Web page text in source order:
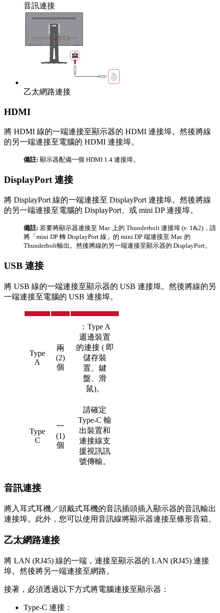
音訊連接
乙太網路連接
HDMI
將 HDMI 線的一端連接至顯示器的 HDMI 連接埠。然後將線
的另一端連接至電腦的 HDMI 連接埠。
備註: 顯示器配備一個 HDMI 1.4 連接埠。
DisplayPort 連接
將 DisplayPort 線的一端連接至 DisplayPort 連接埠。然後將線
的另一端連接至電腦的 DisplayPort、或 mini DP 連接埠。
備註: 若要將顯示器連接至 Mac 上的 Thunderbolt 連接埠 (v. 1&2)，請
將「mini DP 轉 DisplayPort 線」的 mini DP 端連接至 Mac 的
Thunderbolt輸出。然後將線的另一端連接至顯示器的 DisplayPort。
USB 連接
將 USB 線的一端連接至顯示器的 USB 連接埠。然後將線的另
一端連接至電腦的 USB 連接埠。
Type
A
兩
(2)
個
：Type A
週邊裝置
的連接 ( 即
儲存裝
置、鍵
盤、滑
鼠)。
Type
C
一
(1)
個
請確定
Type-C 輸
出裝置和
連接線支
援視訊訊
號傳輸。
音訊連接
將入耳式耳機／頭戴式耳機的音訊插頭插入顯示器的音訊輸出
連接埠。此外，您可以使用音訊線將顯示器連接至條形音箱。
乙太網路連接
將 LAN (RJ45) 線的一端，連接至顯示器的 LAN (RJ45) 連接
埠。然後將另一端連接至網路。
接著，必須透過以下方式將電腦連接至顯示器：
Type-C 連接：